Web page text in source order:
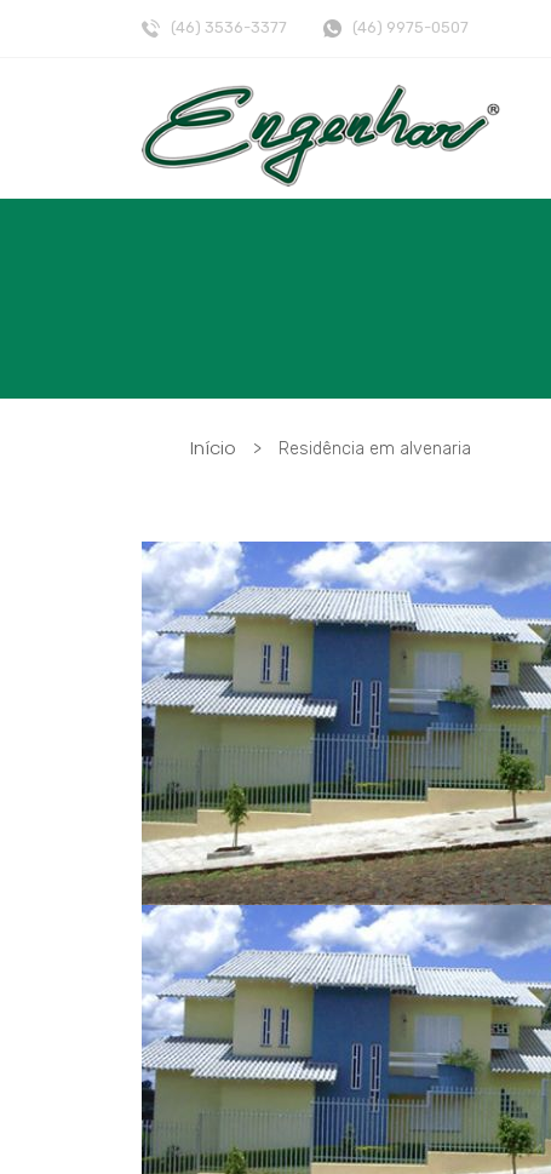
(46) 3536-3377 (46) 9975-0507
Início > Residência em alvenaria